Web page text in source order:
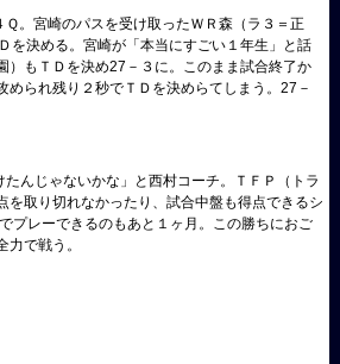
。宮崎のパスを受け取ったＷＲ森（ラ３＝正
を決める。宮崎が「本当にすごい１年生」と話
）もＴＤを決め27－３に。このまま試合終了か
められ残り２秒でＴＤを決めらてしまう。27－
んじゃないかな」と西村コーチ。ＴＦＰ（トラ
を取り切れなかったり、試合中盤も得点できるシ
プレーできるのもあと１ヶ月。この勝ちにおご
で戦う。